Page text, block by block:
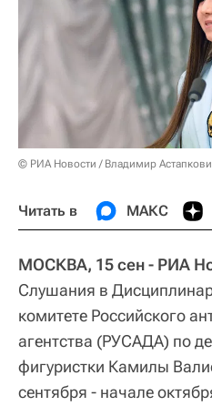
© РИА Новости / Владимир
Читать в МАКС
МОСКВА, 15 сен - РИА
Слушания в
комитете Российского
агентства (РУСАДА) по
фигуристки Камилы
сентября - начале